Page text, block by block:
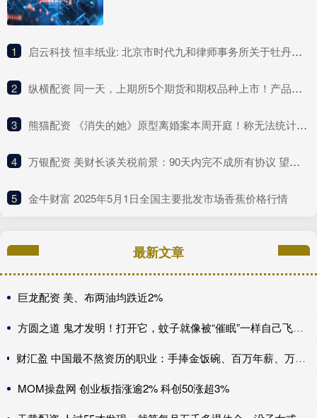
1 ​启云科技 恒丰纸业: 北京市时代九和律师事务所关于牡丹江恒丰纸业股份有限公司发行股份购买资产暨关联交易之补充法律意见书（一）内容摘要
2 ​纵横配资 同一天，上期所5个期货和期权品种上市！产品体系持续完善
3 ​熊猫配资 《消失的她》原型离婚案本周开庭！称无法统计医疗次数和金额
4 ​万银配资 美财长谈关税前景：90天内完不成所有协议 望与中方达成重大进展！
5 ​金牛财富 2025年5月1日全国主要批发市场香蕉价格行情
最新文章
巨龙配资 美、布两油均跌近2%
方圆之道 鬼才发明！打开它，蚊子就像被“催眠”一样自己飞进去送死
财汇盈 中国最不熬资历的职业：手捧金饭碗、百万年薪、万亿市场，不看经验、新人辈出？
MOM操盘网 创业板指涨逾2% 科创50涨超3%